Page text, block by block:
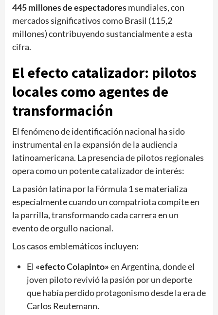
445 millones de espectadoresmundiales, con
mercados significativos como Brasil (115,2
millones) contribuyendo sustancialmente a esta
cifra.
El efecto catalizador: pilotos
locales como agentes de
transformación
El fenómeno de identificación nacional ha sido
instrumental en la expansión de la audiencia
latinoamericana. La presencia de pilotos regionales
opera como un potente catalizador de interés:
La pasión latina por la Fórmula 1 se materializa
especialmente cuando un compatriota compite en
la parrilla, transformando cada carrera en un
evento de orgullo nacional.
Los casos emblemáticos incluyen:
El «efecto Colapinto»en Argentina, donde el
joven piloto revivió la pasión por un deporte
que había perdido protagonismo desde la era de
Carlos Reutemann.